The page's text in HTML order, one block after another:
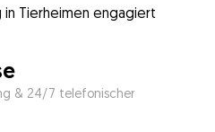
in Tierheimen engagiert
& 24/7 telefonischer